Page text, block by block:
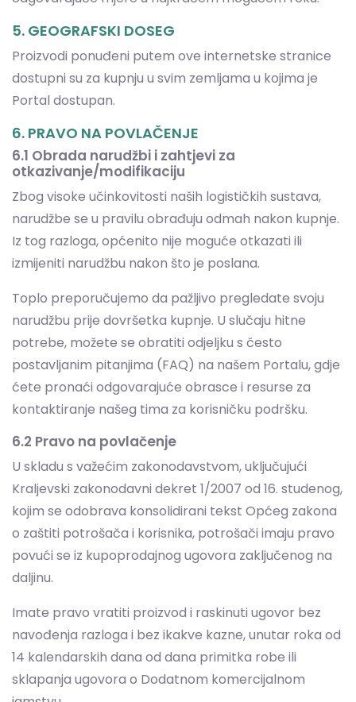
Portal dostupan.
6.1 Obrada narudžbi i zahtjevi za
otkazivanje/modifikaciju
Zbog visoke učinkovitosti naših logističkih sustava,
narudžbe se u pravilu obrađuju odmah nakon kupnje.
Iz tog razloga, općenito nije moguće otkazati ili
izmijeniti narudžbu nakon što je poslana.
Toplo preporučujemo da pažljivo pregledate svoju
narudžbu prije dovršetka kupnje. U slučaju hitne
potrebe, možete se obratiti odjeljku s često
postavljanim pitanjima (FAQ) na našem Portalu, gdje
ćete pronaći odgovarajuće obrasce i resurse za
kontaktiranje našeg tima za korisničku podršku.
6.2 Pravo na povlačenje
U skladu s važećim zakonodavstvom, uključujući
Kraljevski zakonodavni dekret 1/2007 od 16. studenog,
kojim se odobrava konsolidirani tekst Općeg zakona
o zaštiti potrošača i korisnika, potrošači imaju pravo
povući se iz kupoprodajnog ugovora zaključenog na
daljinu.
Imate pravo vratiti proizvod i raskinuti ugovor bez
navođenja razloga i bez ikakve kazne, unutar roka od
14 kalendarskih dana od dana primitka robe ili
sklapanja ugovora o Dodatnom komercijalnom
jamstvu.
Da biste ostvarili ovo pravo, možete: (i) vratiti
proizvod izravno, propisno zapakiran, nekorišten i
potpun — pod uvjetom da nije korišten izvan onoga